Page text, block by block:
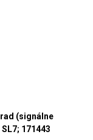
rad (signálne
171443